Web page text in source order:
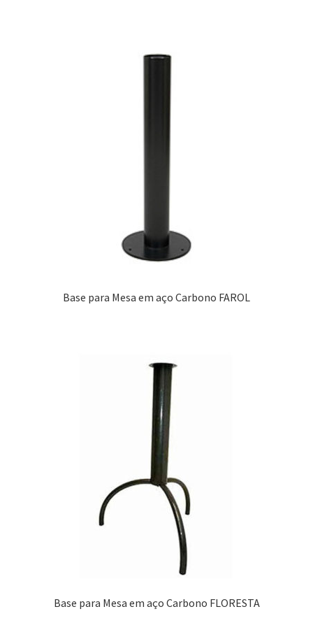
Base para Mesa em aço Carbono FAROL
Base para Mesa em aço Carbono FLORESTA